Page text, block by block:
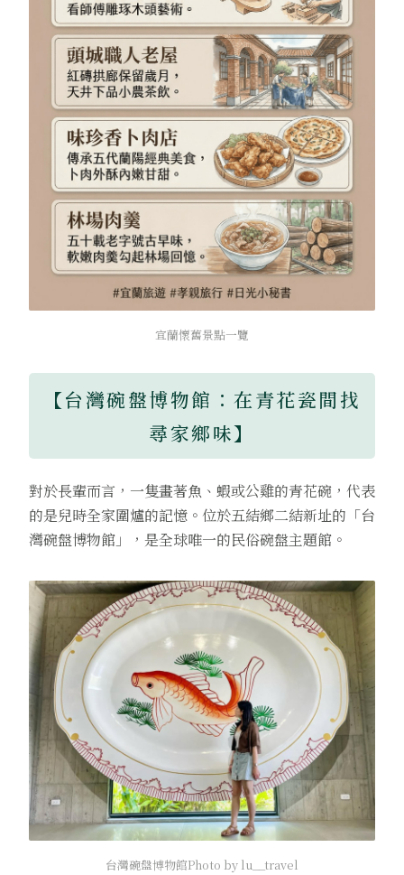
宜蘭懷舊景點一覽
【台灣碗盤博物館：在青花瓷間找
尋家鄉味】
對於長輩而言，一隻畫著魚、蝦或公雞的青花碗，代表
的是兒時全家圍爐的記憶。位於五結鄉二結新址的「台
灣碗盤博物館」，是全球唯一的民俗碗盤主題館。
台灣碗盤博物館Photo by lu__travel